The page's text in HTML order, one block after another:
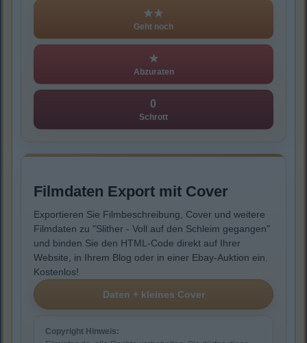
★★
Geht noch
★
Abzuraten
0
Schrott
Filmdaten Export mit Cover
Exportieren Sie Filmbeschreibung, Cover und weitere
Filmdaten zu "Slither - Voll auf den Schleim gegangen"
und binden Sie den HTML-Code direkt auf Ihrer
Website, in Ihrem Blog oder in einer Ebay-Auktion ein.
Kostenlos!
Copyright Hinweis: